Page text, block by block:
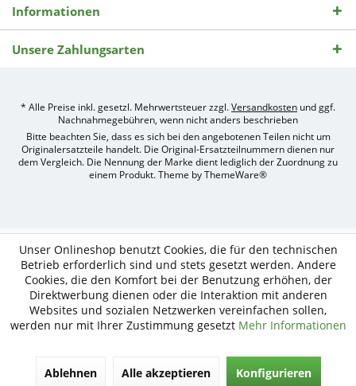
Informationen
Unsere Zahlungsarten
* Alle Preise inkl. gesetzl. Mehrwertsteuer zzgl.Versandkosten und ggf.
Nachnahmegebühren, wenn nicht anders beschrieben
Bitte beachten Sie, dass es sich bei den angebotenen Teilen nicht um
Originalersatzteile handelt. Die Original-Ersatzteilnummern dienen nur
dem Vergleich. Die Nennung der Marke dient lediglich der Zuordnung zu
einem Produkt. Theme byThemeWare®
Shops
durch
nitio
mediasign,
Ihre
Unser Onlineshop benutzt Cookies, die für den technischen
Betrieb erforderlich sind und stets gesetzt werden. Andere
Cookies, die den Komfort bei der Benutzung erhöhen, der
Direktwerbung dienen oder die Interaktion mit anderen
Websites und sozialen Netzwerken vereinfachen sollen,
werden nur mit Ihrer Zustimmung gesetzt Mehr Informationen
Ablehnen Alle akzeptieren Konfigurieren